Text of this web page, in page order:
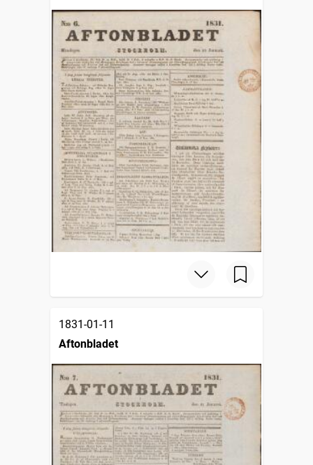
1831-01-11
Aftonbladet